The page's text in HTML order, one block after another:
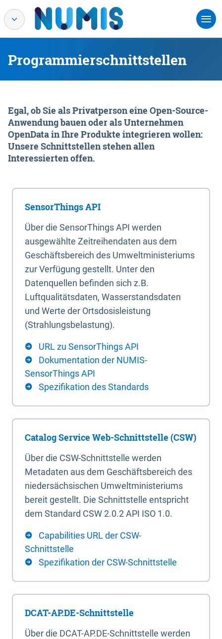
Programmierschnittstellen
Egal, ob Sie als Privatperson eine Open-Source-
Anwendung bauen oder als Unternehmen
OpenData in Ihre Produkte integrieren wollen:
Unsere Schnittstellen stehen allen
Interessierten offen.
SensorThings API
Über die SensorThings API werden
ausgewählte Zeitreihendaten aus dem
Geschäftsbereich des Umweltministeriums
zur Verfügung gestellt. Unter den
Datenquellen befinden sich z.B.
Luftqualitätsdaten, Wasserstandsdaten
und Werte der Ortsdosisleistung
(Strahlungsbelastung).
URL zu SensorThings API
Dokumentation der NUMIS-
SensorThings API
Spezifikation des Standards
Catalog Service Web-Schnittstelle (CSW)
Über die CSW-Schnittstelle werden
Metadaten aus dem Geschäftsbereich des
niedersächsischen Umweltministeriums
bereit gestellt. Die Schnittstelle entspricht
dem Standard CSW 2.0.2 API ISO 1.0.
Capabilities URL der CSW-
Schnittstelle
Spezifikation der CSW-Schnittstelle
DCAT-AP.DE-Schnittstelle
Über die DCAT-AP.DE-Schnittstelle werden